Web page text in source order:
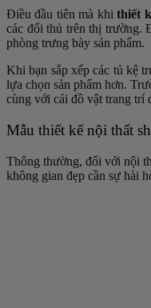
Điều đầu tiên mà khithiết
các đối thủ trên thị trường.
phòng trưng bày sản phẩm.
Khi bạn sắp xếp các tủ kệ
lựa chọn sản phẩm hơn.
cùng với cái đồ vật trang trí
Mẫu thiết kế nội thất
Thông thường, đối với nội
không gian đẹp cần sự hài